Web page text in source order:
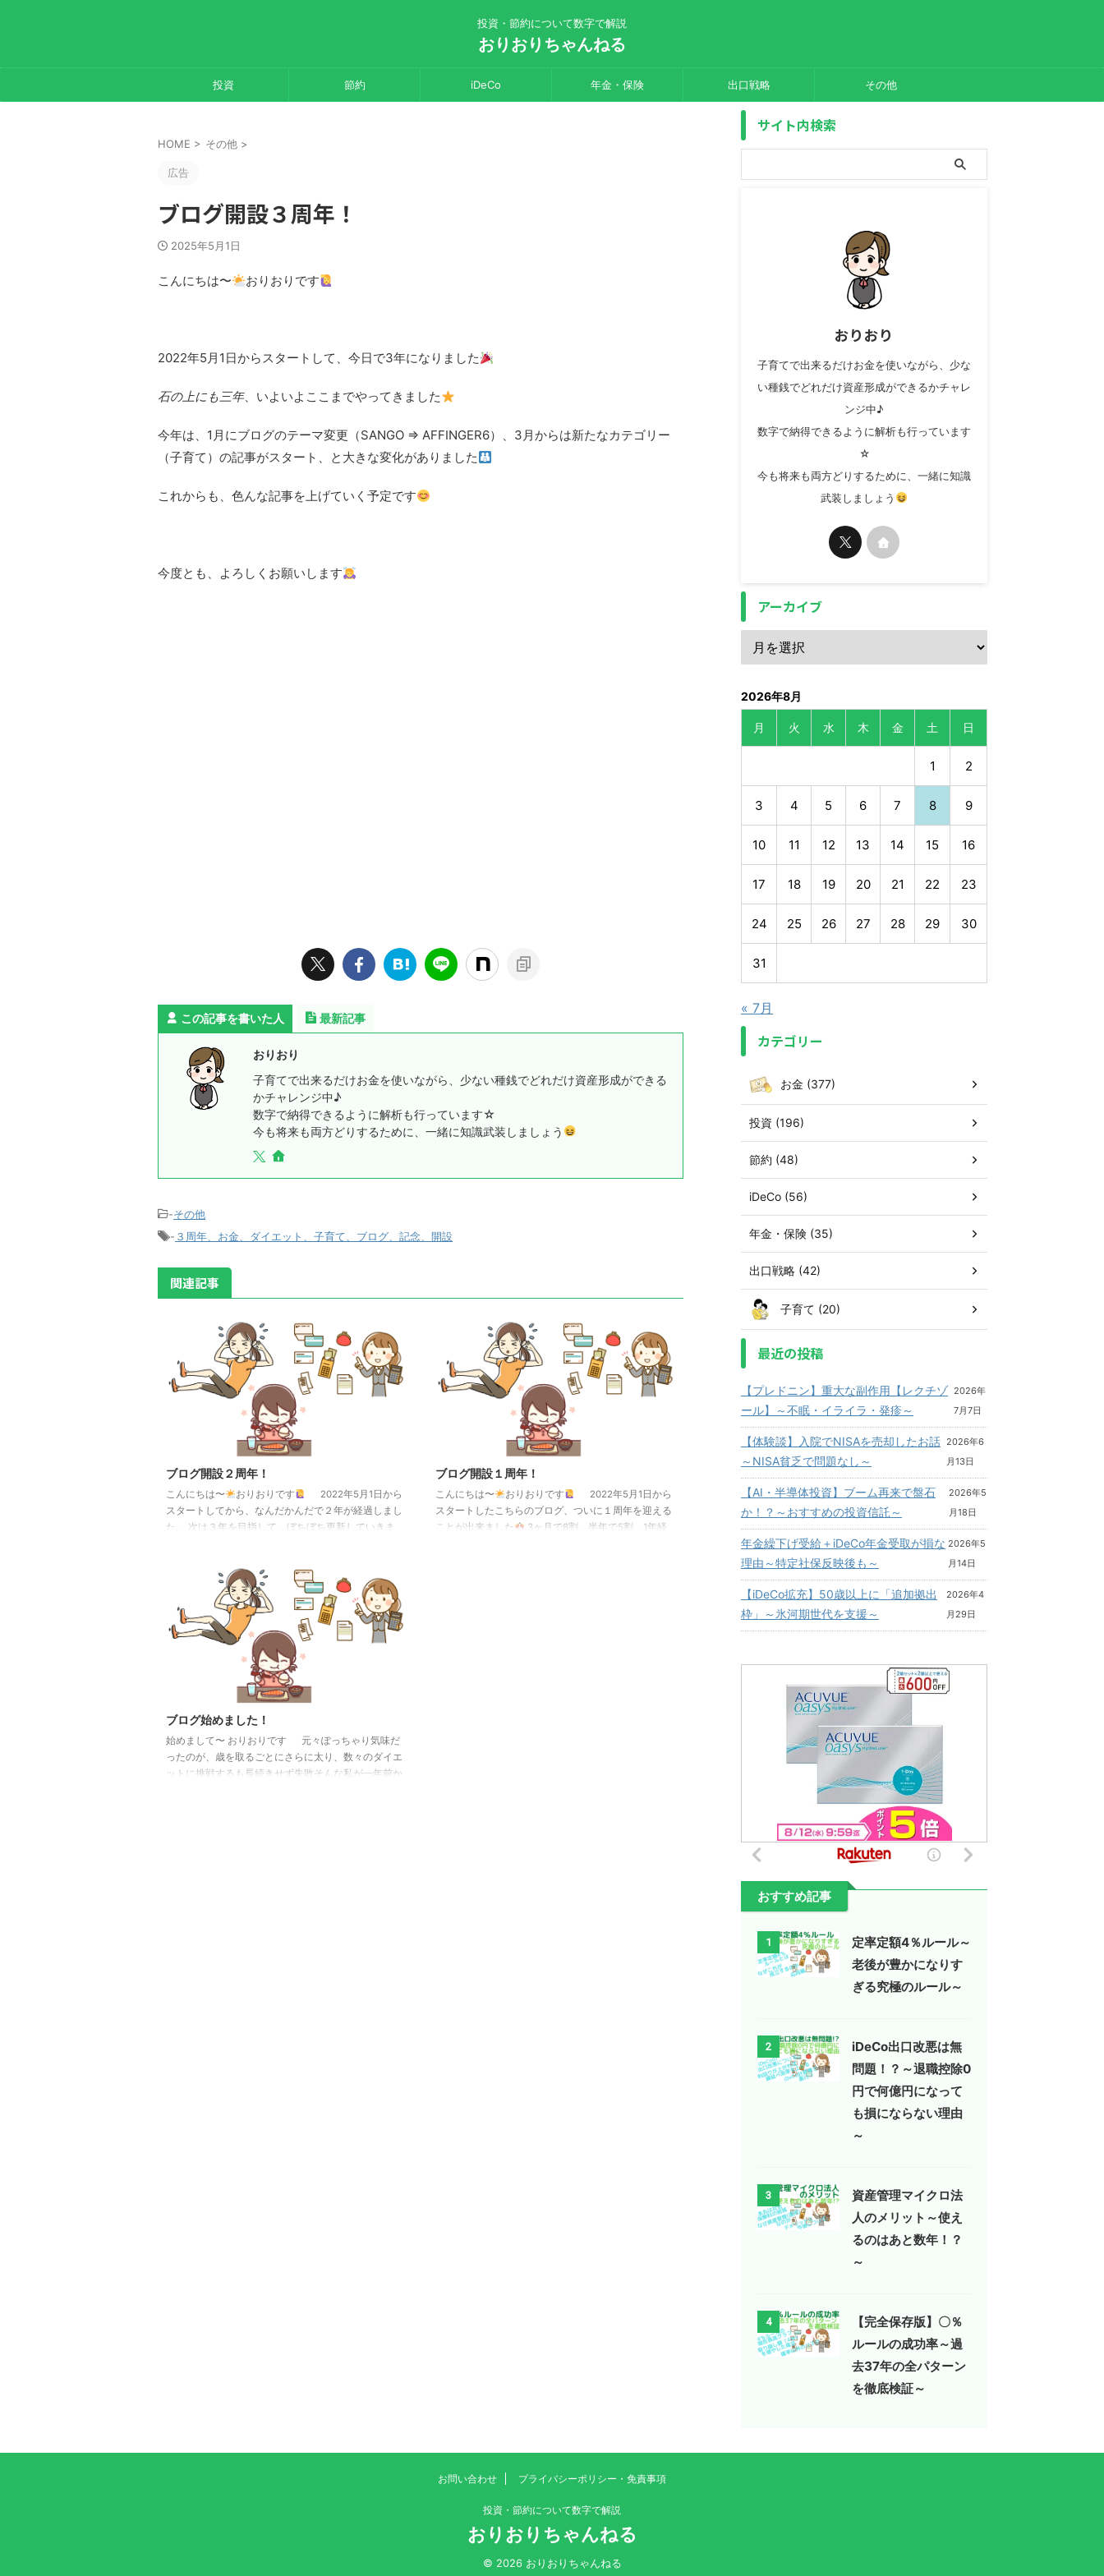
投資・節約について数字で解説
おりおりちゃんねる
投資 節約 iDeCo 年金・保険 出口戦略 その他
HOME > その他 >
広告
ブログ開設３周年！
2025年5月1日
こんにちは〜 おりおりです
2022年5月1日からスタートして、今日で3年になりました
石の上にも三年、いよいよここまでやってきました
今年は、1月にブログのテーマ変更（SANGO ⇒ AFFINGER6）、3月からは新たなカテゴリー
（子育て）の記事がスタート、と大きな変化がありました
これからも、色んな記事を上げていく予定です
今度とも、よろしくお願いします
この記事を書いた人 最新記事
おりおり
子育てで出来るだけお金を使いながら、少ない種銭でどれだけ資産形成ができる
かチャレンジ中♪
数字で納得できるように解析も行っています☆
今も将来も両方どりするために、一緒に知識武装しましょう
-その他
- ３周年、お金、ダイエット、子育て、ブログ、記念、開設
関連記事
ブログ開設２周年！
こんにちは〜 おりおりです
2022年5月1日から
スタートしてから、なんだかんだで２年が経過しまし
た。 次は３年を目指して、ぼちぼち更新していきま
ブログ開設１周年！
こんにちは〜 おりおりです
2022年5月1日から
スタートしたこちらのブログ、ついに１周年を迎える
ことが出来ました
3ヶ月で8割、半年で5割、1年経
ブログ始めました！
始めまして〜 おりおりです 元々ぽっちゃり気味だ
ったのが、歳を取るごとにさらに太り、数々のダイエ
ットに挑戦するも長続きせず失敗そんな私が一年前か
サイト内検索
おりおり
子育てで出来るだけお金を使いながら、少な
い種銭でどれだけ資産形成ができるかチャレ
ンジ中♪
数字で納得できるように解析も行っています
☆
今も将来も両方どりするために、一緒に知識
武装しましょう
アーカイブ
2026年8月
月 火 水 木 金 土 日
1 2
3 4 5 6 7 8 9
10 11 12 13 14 15 16
17 18 19 20 21 22 23
24 25 26 27 28 29 30
31
« 7月
カテゴリー
お金 (377)
投資 (196)
節約 (48)
iDeCo (56)
年金・保険 (35)
出口戦略 (42)
子育て (20)
最近の投稿
【プレドニン】重大な副作用【レクチゾ
ール】～不眠・イライラ・発疹～
2026年
7月7日
【体験談】入院でNISAを売却したお話
～NISA貧乏で問題なし～
2026年6
月13日
【AI・半導体投資】ブーム再来で盤石
か！？～おすすめの投資信託～
2026年5
月18日
年金繰下げ受給＋iDeCo年金受取が損な
理由～特定社保反映後も～
2026年5
月14日
【iDeCo拡充】50歳以上に「追加拠出
枠」～氷河期世代を支援～
2026年4
月29日
おすすめ記事
1
定率定額4％ルール～
老後が豊かになりす
ぎる究極のルール～
2
iDeCo出口改悪は無
問題！？～退職控除0
円で何億円になって
も損にならない理由
～
3
資産管理マイクロ法
人のメリット～使え
るのはあと数年！？
～
4
【完全保存版】〇％
ルールの成功率～過
去37年の全パターン
を徹底検証～
お問い合わせ プライバシーポリシー・免責事項
投資・節約について数字で解説
おりおりちゃんねる
© 2026 おりおりちゃんねる